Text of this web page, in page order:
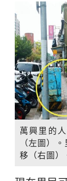
萬興里的
（左圖）
移（右圖）